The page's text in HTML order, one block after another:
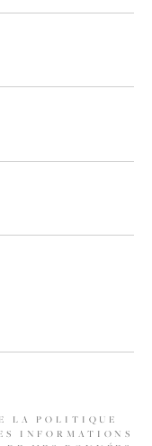
LA POLITIQUE
INFORMATIONS